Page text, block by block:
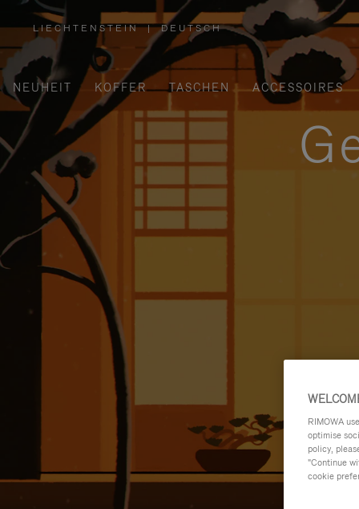
LIECHTENSTEIN
,
WÄHLEN
SIE
IHRE
REGION
AUS
| DEUTSCH
NEUHEIT KOFFER TASCHEN ACCESSOIRES
RIMOWA
optimise
policy,
"Continue
cookie